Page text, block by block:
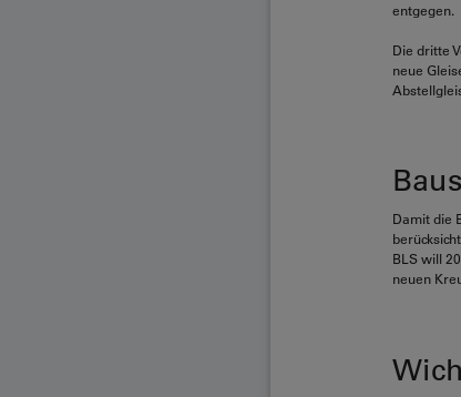
entgegen.
Die dritte
neue
Damit die
BLS will
neuen